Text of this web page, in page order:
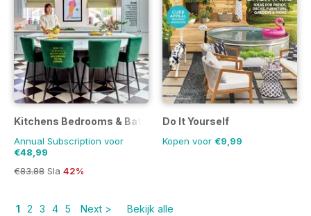
Kitchens Bedrooms & Bathrooms magazine
Annual Subscription voor
€48,99
€83.88 Sla 42%
Do It Yourself
Kopen voor €9,99
1 2 3 4 5 Next > Bekijk alle